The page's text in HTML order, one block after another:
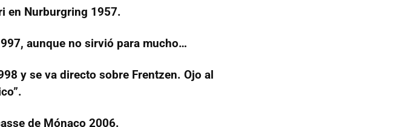
en Nurburgring 1957.
aunque no sirvió para mucho…
y se va directo sobre Frentzen. Ojo al
de Mónaco 2006.